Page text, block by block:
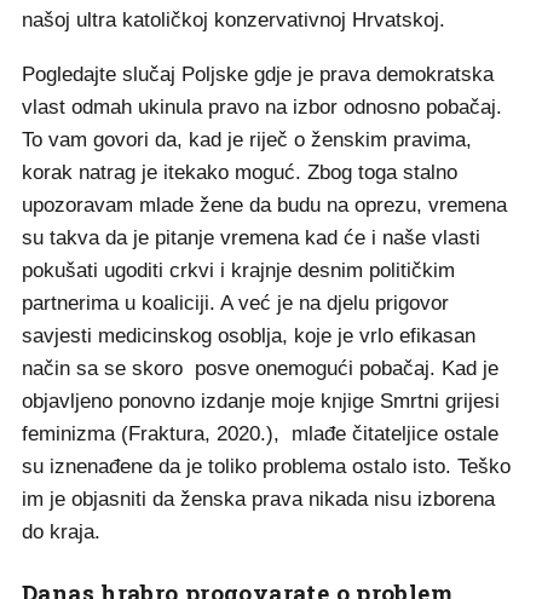
našoj ultra katoličkoj konzervativnoj Hrvatskoj.
Pogledajte slučaj Poljske gdje je prava demokratska
vlast odmah ukinula pravo na izbor odnosno pobačaj.
To vam govori da, kad je riječ o ženskim pravima,
korak natrag je itekako moguć. Zbog toga stalno
upozoravam mlade žene da budu na oprezu, vremena
su takva da je pitanje vremena kad će i naše vlasti
pokušati ugoditi crkvi i krajnje desnim političkim
partnerima u koaliciji. A već je na djelu prigovor
savjesti medicinskog osoblja, koje je vrlo efikasan
način sa se skoro posve onemogući pobačaj. Kad je
objavljeno ponovno izdanje moje knjige Smrtni grijesi
feminizma (Fraktura, 2020.), mlađe čitateljice ostale
su iznenađene da je toliko problema ostalo isto. Teško
im je objasniti da ženska prava nikada nisu izborena
do kraja.
Danas hrabro progovarate o problem